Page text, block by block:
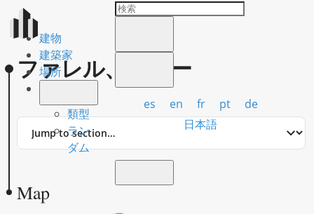
建物
建築家
場所
類型
ラン
ダム
es en fr pt
de
日本語
ファレル、テリー
Jump
Map